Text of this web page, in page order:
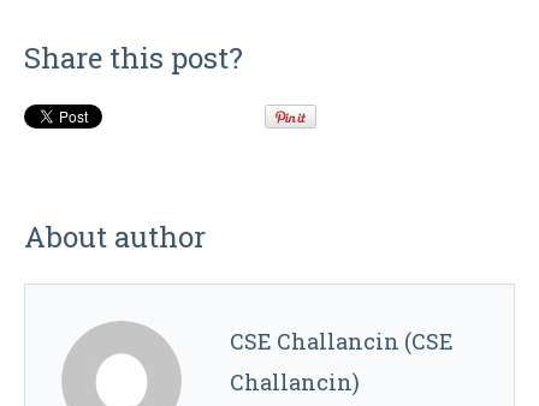
Share this post?
About author
CSE Challancin (CSE
Challancin)